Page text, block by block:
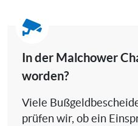
In der Malchower
worden?
Viele
prüfen wir, ob ein